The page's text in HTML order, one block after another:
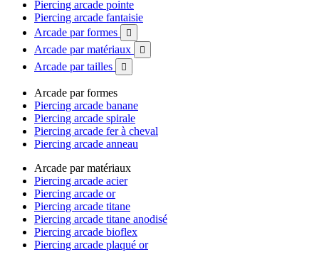
Piercing arcade pointe
Piercing arcade fantaisie
Arcade par formes

Arcade par matériaux 
Arcade par tailles 
Arcade par formes
Piercing arcade banane
Piercing arcade spirale
Piercing arcade fer à cheval
Piercing arcade anneau
Arcade par matériaux
Piercing arcade acier
Piercing arcade or
Piercing arcade titane
Piercing arcade titane anodisé
Piercing arcade bioflex
Piercing arcade plaqué or